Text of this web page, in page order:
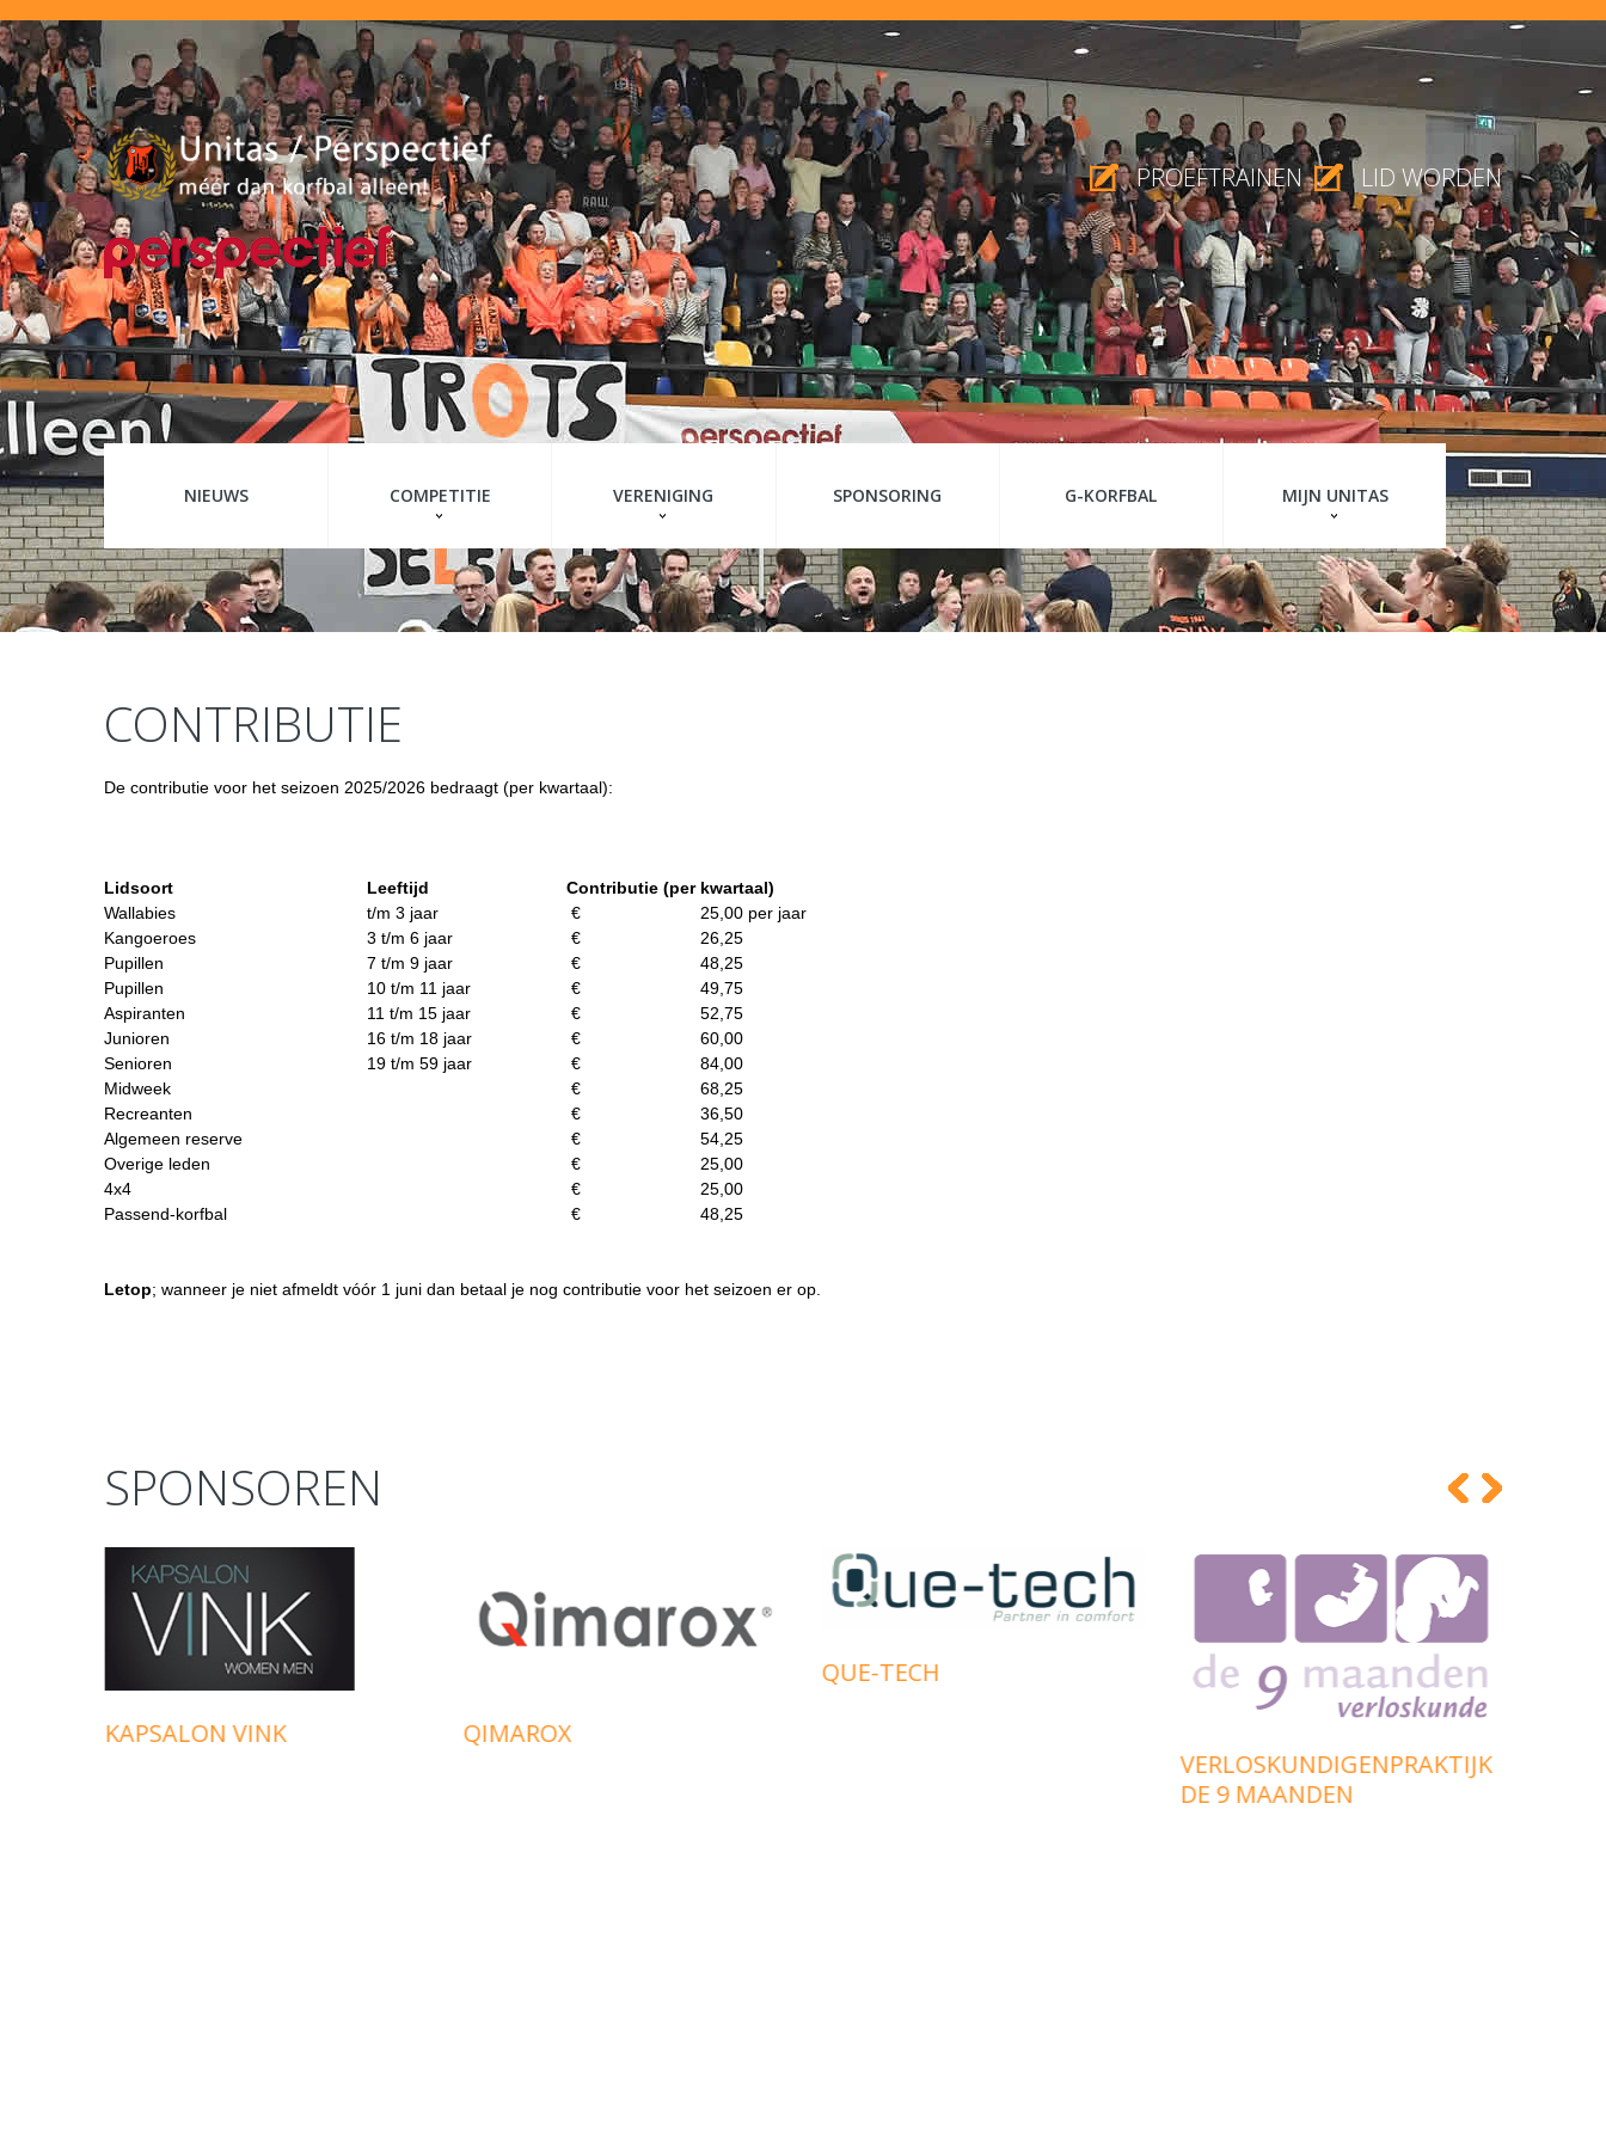
LID WORDEN
PROEFTRAINEN
NIEUWS COMPETITIE VERENIGING SPONSORING G-KORFBAL MIJN UNITAS
CONTRIBUTIE
De contributie voor het seizoen 2025/2026 bedraagt (per kwartaal):
Lidsoort Leeftijd
Contributie (per kwartaal)
Wallabies
t/m 3 jaar € 25,00 per jaar
Kangoeroes
3 t/m 6 jaar
€ 26,25
Pupillen
7 t/m 9 jaar
€ 48,25
Pupillen
10 t/m 11 jaar
€ 49,75
Aspiranten
11 t/m 15 jaar
€ 52,75
Junioren
16 t/m 18 jaar
€ 60,00
Senioren
19 t/m 59 jaar
€ 84,00
Midweek
€ 68,25
Recreanten
€ 36,50
Algemeen reserve
€ 54,25
Overige leden
€ 25,00
4x4
€ 25,00
Passend-korfbal
€ 48,25
Letop; wanneer je niet afmeldt vóór 1 juni dan betaal je nog contributie voor het seizoen er op.
SPONSOREN
KAPSALON VINK QIMAROX
QUE-TECH
VERLOSKUNDIGENPRAKTIJK
DE 9 MAANDEN
prevnext